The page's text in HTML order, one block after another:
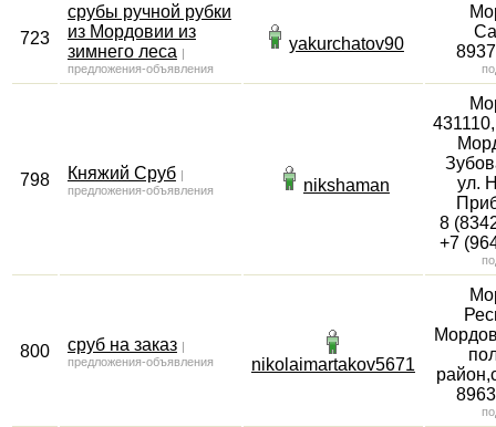
723
срубы ручной рубки
из Мордовии из
зимнего леса |
предложения-объявления
yakurchatov90
798 Княжий Сруб |
предложения-объявления
nikshaman
ул.
8
+7
800 сруб на заказ |
предложения-объявления
nikolaimartakov5671